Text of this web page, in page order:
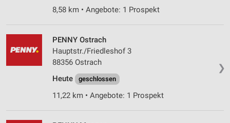
8,58 km • Angebote: 1 Prospekt
❯
PENNY Ostrach
Hauptstr./Friedleshof 3
88356 Ostrach
Heute
geschlossen
11,22 km • Angebote: 1 Prospekt
Geräte anhand von aktiv angeforderten
Nicht-IAB-Verarbeitungszwecke:
Performance
Werbung